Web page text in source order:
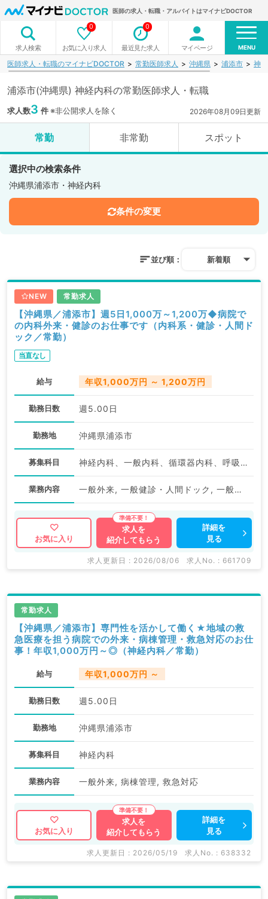
医師の求人・転職・アルバイトはマイナビDOCTOR
求人検索 お気に入り求人
0
最近見た求人
0
マイページ MENU
医師求人・転職のマイナビDOCTOR 常勤医師求人 沖縄県 浦添市 神
浦添市(沖縄県) 神経内科の常勤医師求人・転職
求人数3 件※非公開求人を除く 2026年08月09日更新
常勤 非常勤 スポット
選択中の検索条件
沖縄県浦添市・神経内科
条件の変更
並び順： 新着順
NEW 常勤求人
【沖縄県／浦添市】週5日1,000万～1,200万◆病院で
の内科外来・健診のお仕事です（内科系・健診・人間ド
ック／常勤）
当直なし
給与 年収1,000万円 ～ 1,200万円
勤務日数 週5.00日
勤務地 沖縄県浦添市
募集科目 神経内科、一般内科、循環器内科、呼吸器内科、消化器内科、内分泌・代謝内科、腎臓内科、老年内科、血液内科、健診・人間ドック、膠原病科
業務内容 一般外来, 一般健診・人間ドック, 一般健診・人間ドック
お気に入り
求人を
紹介してもらう
詳細を
見る
求人更新日 : 2026/08/06 求人No. : 661709
常勤求人
【沖縄県／浦添市】専門性を活かして働く★地域の救
急医療を担う病院での外来・病棟管理・救急対応のお仕
事！年収1,000万円～◎（神経内科／常勤）
給与 年収1,000万円 ～
勤務日数 週5.00日
勤務地 沖縄県浦添市
募集科目 神経内科
業務内容 一般外来, 病棟管理, 救急対応
お気に入り
求人を
紹介してもらう
詳細を
見る
求人更新日 : 2026/05/19 求人No. : 638332